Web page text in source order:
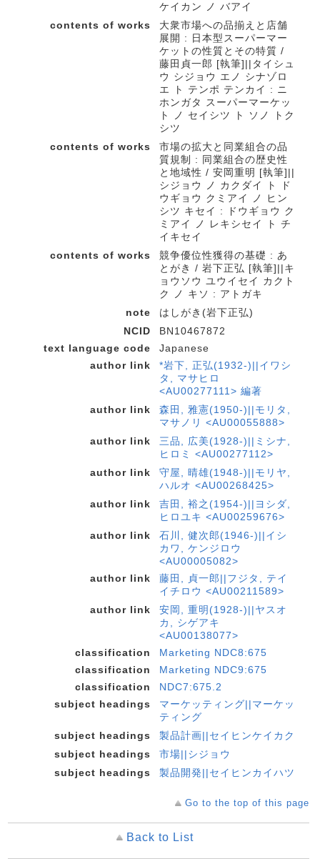
ケイカン ノ バアイ
contents of works
大衆市場への品揃えと店舗
展開 : 日本型スーパーマー
ケットの性質とその特質 /
藤田貞一郎 [執筆]||タイシュ
ウ シジョウ エノ シナゾロ
エ ト テンポ テンカイ : ニ
ホンガタ スーパーマーケッ
ト ノ セイシツ ト ソノ トク
シツ
contents of works
市場の拡大と同業組合の品
質規制 : 同業組合の歴史性
と地域性 / 安岡重明 [執筆]||
シジョウ ノ カクダイ ト ド
ウギョウ クミアイ ノ ヒン
シツ キセイ : ドウギョウ ク
ミアイ ノ レキシセイ ト チ
イキセイ
contents of works
競争優位性獲得の基礎 : あ
とがき / 岩下正弘 [執筆]||キ
ョウソウ ユウイセイ カクト
ク ノ キソ : アトガキ
note
はしがき(岩下正弘)
NCID
BN10467872
text language code
Japanese
author link
*岩下, 正弘(1932-)||イワシ
タ, マサヒロ
<AU00277111> 編著
author link
森田, 雅憲(1950-)||モリタ,
マサノリ <AU00055888>
author link
三品, 広美(1928-)||ミシナ,
ヒロミ <AU00277112>
author link
守屋, 晴雄(1948-)||モリヤ,
ハルオ <AU00268425>
author link
吉田, 裕之(1954-)||ヨシダ,
ヒロユキ <AU00259676>
author link
石川, 健次郎(1946-)||イシ
カワ, ケンジロウ
<AU00005082>
author link
藤田, 貞一郎||フジタ, テイ
イチロウ <AU00211589>
author link
安岡, 重明(1928-)||ヤスオ
カ, シゲアキ
<AU00138077>
classification
Marketing NDC8:675
classification
Marketing NDC9:675
classification
NDC7:675.2
subject headings
マーケッティング||マーケッ
ティング
subject headings
製品計画||セイヒンケイカク
subject headings
市場||シジョウ
subject headings
製品開発||セイヒンカイハツ
Go to the top of this page
Back to List